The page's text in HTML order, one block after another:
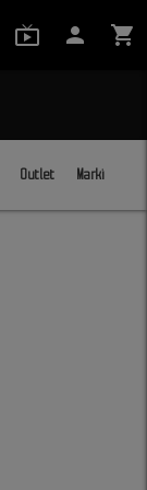
live_tv_24
person shopping_cart
Outlet Marki